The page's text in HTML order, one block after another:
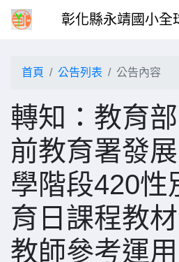
彰化縣永靖國小全
首頁 公告列表 公告內容
轉知：教育
前教育署發
學階段420性
育日課程教
教師參考運用